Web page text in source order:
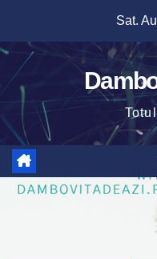
content
Sat.